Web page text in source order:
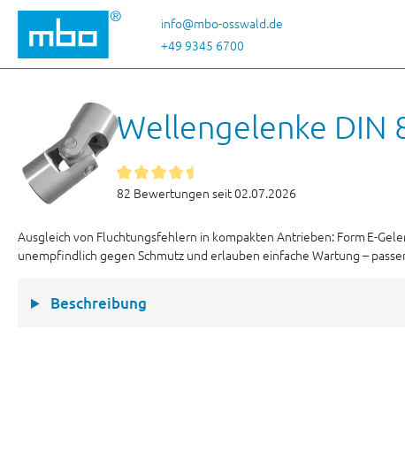
Hauptinhalt springen
Zur Suche springen
Zur Hauptnavigation springeninfo@mbo-osswald.de
+49 9345 6700
Wellengelenke DIN
82 Bewertungen seit 02.07.2026
Ausgleich von Fluchtungsfehlern in kompakten Antrieben: Form E-
unempfindlich gegen Schmutz und erlauben einfache Wartung –
Beschreibung